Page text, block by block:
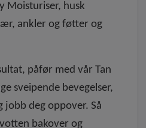
Moisturiser, husk
ankler og føtter og
påfør med vår Tan
sveipende bevegelser,
jobb deg oppover. Så
bakover og